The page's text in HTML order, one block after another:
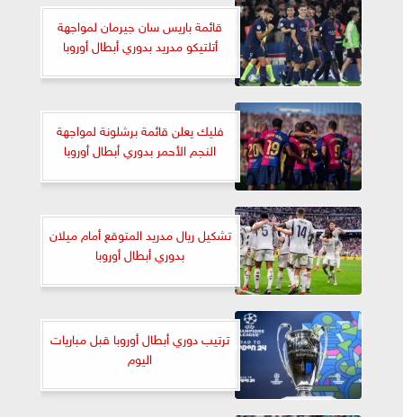
قائمة باريس سان جيرمان لمواجهة
أتلتيكو مدريد بدوري أبطال أوروبا
فليك يعلن قائمة برشلونة لمواجهة
النجم الأحمر بدوري أبطال أوروبا
تشكيل ريال مدريد المتوقع أمام ميلان
بدوري أبطال أوروبا
ترتيب دوري أبطال أوروبا قبل مباريات
اليوم